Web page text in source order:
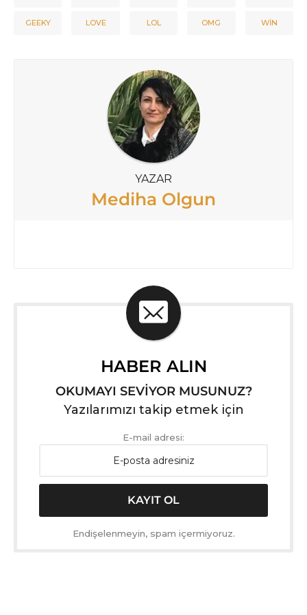
GEEKY LOVE LOL OMG WIN
YAZAR
Mediha Olgun
HABER ALIN
OKUMAYI SEVİYOR MUSUNUZ?
Yazılarımızı takip etmek için
E-mail adresi:
Endişelenmeyin, spam içermiyoruz.